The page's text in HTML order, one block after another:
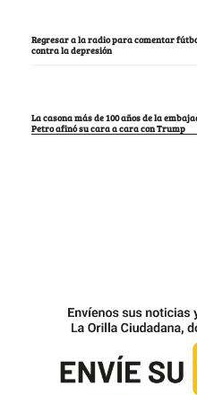
Regresar a la radio para comentar
contra la depresión
La casona más de 100 años de la
Petro afinó su cara a cara con Trump